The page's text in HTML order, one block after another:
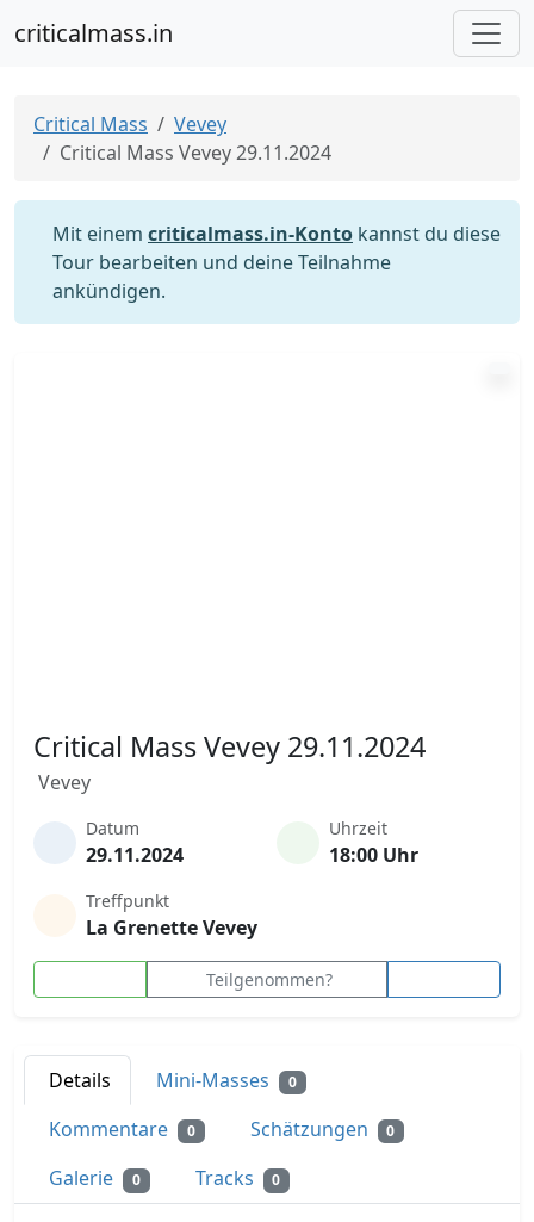
criticalmass.in
Critical Mass
Vevey
Critical Mass Vevey 29.11.2024
Mit einem criticalmass.in-Konto kannst du diese
Tour bearbeiten und deine Teilnahme
ankündigen.
Critical Mass Vevey 29.11.2024
Vevey
Datum
29.11.2024
Uhrzeit
18:00 Uhr
Treffpunkt
La Grenette Vevey
Teilgenommen?
Details Mini-Masses 0
Kommentare 0 Schätzungen 0
Galerie 0 Tracks 0